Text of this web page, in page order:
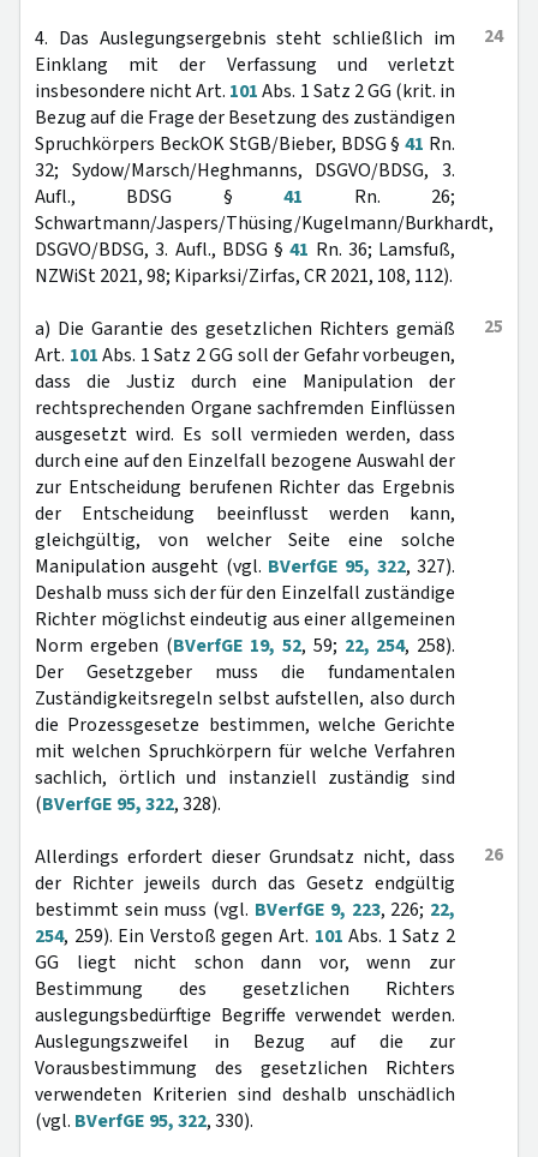
24
4. Das Auslegungsergebnis steht schließlich im
Einklang mit der Verfassung und verletzt
insbesondere nicht Art. 101Abs. 1 Satz 2 GG (krit. in
Bezug auf die Frage der Besetzung des zuständigen
Spruchkörpers BeckOK StGB/Bieber, BDSG §41 Rn.
32; Sydow/Marsch/Heghmanns, DSGVO/BDSG, 3.
Aufl., BDSG §41 Rn. 26;
Schwartmann/Jaspers/Thüsing/Kugelmann/Burkhardt,
DSGVO/BDSG, 3. Aufl., BDSG §41 Rn. 36; Lamsfuß,
NZWiSt 2021, 98; Kiparksi/Zirfas, CR 2021, 108, 112).
25
a) Die Garantie des gesetzlichen Richters gemäß
Art. 101Abs. 1 Satz 2 GG soll der Gefahr vorbeugen,
dass die Justiz durch eine Manipulation der
rechtsprechenden Organe sachfremden Einflüssen
ausgesetzt wird. Es soll vermieden werden, dass
durch eine auf den Einzelfall bezogene Auswahl der
zur Entscheidung berufenen Richter das Ergebnis
der Entscheidung beeinflusst werden kann,
gleichgültig, von welcher Seite eine solche
Manipulation ausgeht (vgl. BVerfGE 95, 322, 327).
Deshalb muss sich der für den Einzelfall zuständige
Richter möglichst eindeutig aus einer allgemeinen
Norm ergeben (BVerfGE 19, 52, 59; 22, 254, 258).
Der Gesetzgeber muss die fundamentalen
Zuständigkeitsregeln selbst aufstellen, also durch
die Prozessgesetze bestimmen, welche Gerichte
mit welchen Spruchkörpern für welche Verfahren
sachlich, örtlich und instanziell zuständig sind
(BVerfGE 95, 322, 328).
26
Allerdings erfordert dieser Grundsatz nicht, dass
der Richter jeweils durch das Gesetz endgültig
bestimmt sein muss (vgl. BVerfGE 9, 223, 226; 22,
254, 259). Ein Verstoß gegen Art. 101 Abs. 1 Satz 2
GG liegt nicht schon dann vor, wenn zur
Bestimmung des gesetzlichen Richters
auslegungsbedürftige Begriffe verwendet werden.
Auslegungszweifel in Bezug auf die zur
Vorausbestimmung des gesetzlichen Richters
verwendeten Kriterien sind deshalb unschädlich
(vgl. BVerfGE 95, 322, 330).